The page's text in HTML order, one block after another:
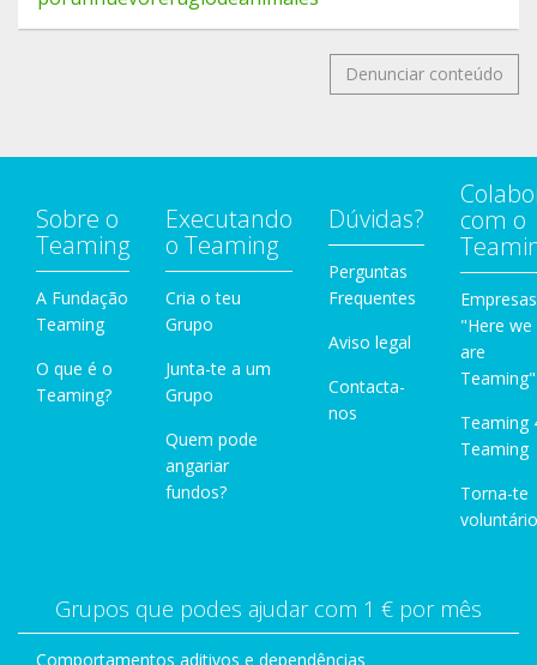
Denunciar conteúdo
Sobre o
Teaming
A Fundação
Teaming
O que é o
Teaming?
Executando
o Teaming
Cria o teu
Grupo
Junta-te a um
Grupo
Quem pode
angariar
fundos?
Dúvidas?
Perguntas
Frequentes
Aviso legal
Contacta-
nos
com o
Empresas
"Here we
are
Teaming"
Teaming
Teaming
Torna-te
Grupos que podes ajudar com 1 € por mês
Comportamentos aditivos e dependências